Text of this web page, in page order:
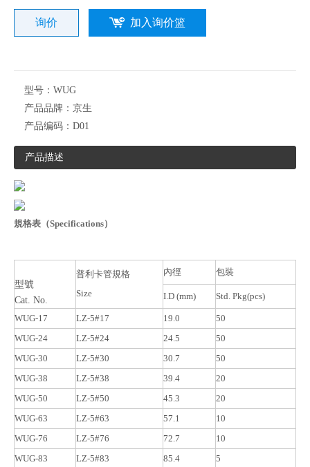
询价 加入询价篮
型号： WUG
产品品牌： 京生
产品编码： D01
产品描述
規格表（Specifications）
型號
Cat. No.
普利卡管規格
Size
內徑 包裝
I.D (mm) Std. Pkg(pcs)
WUG-17 LZ-5#17 19.0
50
WUG-24
LZ-5#24 24.5
50
WUG-30
LZ-5#30 30.7
50
WUG-38
LZ-5#38 39.4
20
WUG-50
LZ-5#50 45.3
20
WUG-63
LZ-5#63 57.1
10
WUG-76
LZ-5#76 72.7
10
WUG-83
LZ-5#83 85.4
5